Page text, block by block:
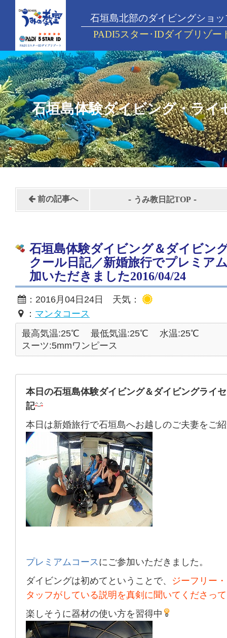
石垣島北部のダイビングショッ
PADI5スター･IDダイブリゾー
石垣島体験ダイビング・ライ
前の記事へ - うみ教日記TOP -
石垣島体験ダイビング＆ダイビン
クール日記／新婚旅行でプレミア
加いただきました2016/04/24
：2016月04日24日 天気：
： マンタコース
最高気温:25℃
最低気温:25℃
水温:25℃
スーツ:5mmワンピース
本日の石垣島体験ダイビング＆ダイビングライ
記
本日は新婚旅行で石垣島へお越しのご夫妻をご
プレミアムコースにご参加いただきました。
ダイビングは初めて ということで、 ジーフリー
タッフがしている説明を真剣に聞いてくださっ
楽しそうに器材の使い方を習得中